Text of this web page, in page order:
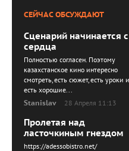
СЕЙЧАС ОБСУЖДАЮТ
Сценарий начинается с
сердца
Полностью согласен. Поэтому
казахстанское кино интересно
смотреть, есть сюжет, есть уроки и
есть хорошие...
Stanislav
28 Апреля 11:13
Пролетая над
ласточкиным гнездом
https://adessobistro.net/